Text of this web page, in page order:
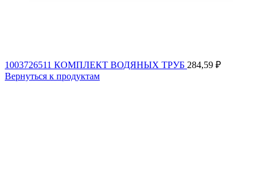
1003726511 КОМПЛЕКТ ВОДЯНЫХ ТРУБ 284,59 ₽
Вернуться к продуктам